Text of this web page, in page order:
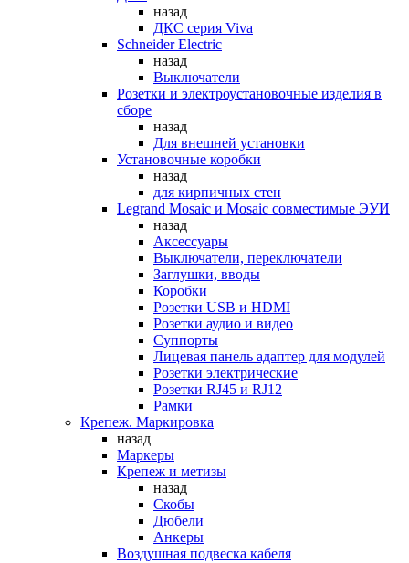
назад
ДКС серия Viva
Schneider Electric
назад
Выключатели
Розетки и электроустановочные изделия в
сборе
назад
Для внешней установки
Установочные коробки
назад
для кирпичных стен
Legrand Mosaic и Mosaic совместимые ЭУИ
назад
Аксессуары
Выключатели, переключатели
Заглушки, вводы
Коробки
Розетки USB и HDMI
Розетки аудио и видео
Суппорты
Лицевая панель адаптер для модулей
Розетки электрические
Розетки RJ45 и RJ12
Рамки
Крепеж. Маркировка
назад
Маркеры
Крепеж и метизы
назад
Скобы
Дюбели
Анкеры
Воздушная подвеска кабеля